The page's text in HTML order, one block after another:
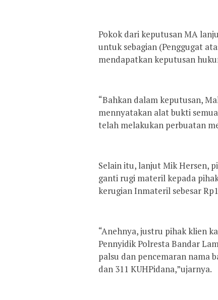
Pokok dari keputusan MA
untuk sebagian (Penggugat
mendapatkan keputusan
“Bahkan dalam keputusan,
mennyatakan alat bukti
telah melakukan perbuatan
Selain itu, lanjut Mik Hersen,
ganti rugi materil kepada
kerugian Inmateril sebesar
“Anehnya, justru pihak klien
Pennyidik Polresta Bandar
palsu dan pencemaran nama
dan 311 KUHPidana,”ujarnya.